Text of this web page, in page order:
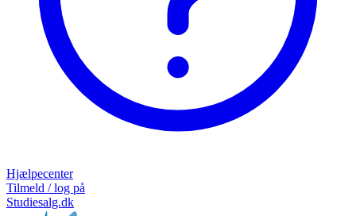
Hjælpecenter
Tilmeld / log på
Studiesalg.dk